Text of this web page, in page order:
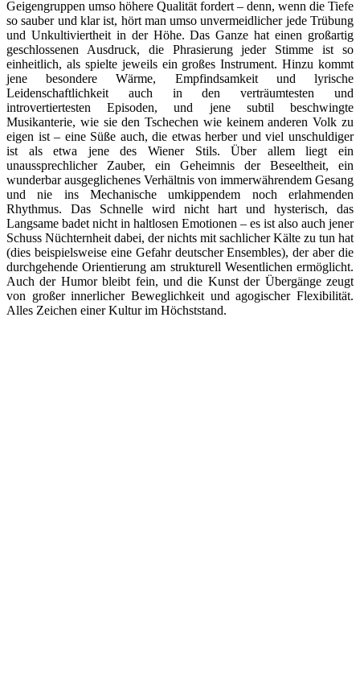
Geigengruppen umso höhere Qualität fordert – denn, wenn die Tiefe
so sauber und klar ist, hört man umso unvermeidlicher jede Trübung
und Unkultiviertheit in der Höhe. Das Ganze hat einen großartig
geschlossenen Ausdruck, die Phrasierung jeder Stimme ist so
einheitlich, als spielte jeweils ein großes Instrument. Hinzu kommt
jene besondere Wärme, Empfindsamkeit und lyrische
Leidenschaftlichkeit auch in den verträumtesten und
introvertiertesten Episoden, und jene subtil beschwingte
Musikanterie, wie sie den Tschechen wie keinem anderen Volk zu
eigen ist – eine Süße auch, die etwas herber und viel unschuldiger
ist als etwa jene des Wiener Stils. Über allem liegt ein
unaussprechlicher Zauber, ein Geheimnis der Beseeltheit, ein
wunderbar ausgeglichenes Verhältnis von immerwährendem Gesang
und nie ins Mechanische umkippendem noch erlahmenden
Rhythmus. Das Schnelle wird nicht hart und hysterisch, das
Langsame badet nicht in haltlosen Emotionen – es ist also auch jener
Schuss Nüchternheit dabei, der nichts mit sachlicher Kälte zu tun hat
(dies beispielsweise eine Gefahr deutscher Ensembles), der aber die
durchgehende Orientierung am strukturell Wesentlichen ermöglicht.
Auch der Humor bleibt fein, und die Kunst der Übergänge zeugt
von großer innerlicher Beweglichkeit und agogischer Flexibilität.
Alles Zeichen einer Kultur im Höchststand.